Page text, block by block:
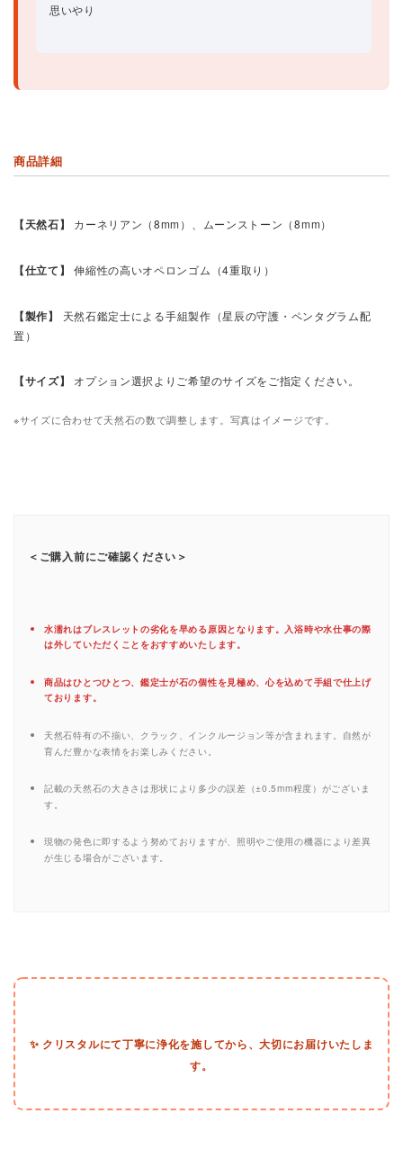
思いやり
商品詳細
【天然石】 カーネリアン（8mm）、ムーンストーン（8mm）
【仕立て】 伸縮性の高いオペロンゴム（4重取り）
【製作】
天然石鑑定士による手組製作（星辰の守護・ペンタグラム配
置）
【サイズ】 オプション選択よりご希望のサイズをご指定ください。
※サイズに合わせて天然石の数で調整します。写真はイメージです。
＜ご購入前にご確認ください＞
水濡れはブレスレットの劣化を早める原因となります。入浴時や水仕事の際
は外していただくことをおすすめいたします。
商品はひとつひとつ、鑑定士が石の個性を見極め、心を込めて手組で仕上げ
ております。
天然石特有の不揃い、クラック、インクルージョン等が含まれます。自然が
育んだ豊かな表情をお楽しみください。
記載の天然石の大きさは形状により多少の誤差（±0.5mm程度）がございま
す。
現物の発色に即するよう努めておりますが、照明やご使用の機器により差異
が生じる場合がございます。
✨ クリスタルにて丁寧に浄化を施してから、大切にお届けいたしま
す。